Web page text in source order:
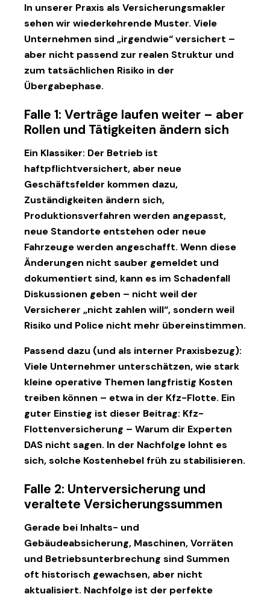
In unserer Praxis als Versicherungsmakler
sehen wir wiederkehrende Muster. Viele
Unternehmen sind „irgendwie“ versichert –
aber nicht passend zur realen Struktur und
zum tatsächlichen Risiko in der
Übergabephase.
Falle 1: Verträge laufen weiter – aber
Rollen und Tätigkeiten ändern sich
Ein Klassiker: Der Betrieb ist
haftpflichtversichert, aber neue
Geschäftsfelder kommen dazu,
Zuständigkeiten ändern sich,
Produktionsverfahren werden angepasst,
neue Standorte entstehen oder neue
Fahrzeuge werden angeschafft. Wenn diese
Änderungen nicht sauber gemeldet und
dokumentiert sind, kann es im Schadenfall
Diskussionen geben – nicht weil der
Versicherer „nicht zahlen will“, sondern weil
Risiko und Police nicht mehr übereinstimmen.
Passend dazu (und als interner Praxisbezug):
Viele Unternehmer unterschätzen, wie stark
kleine operative Themen langfristig Kosten
treiben können – etwa in der Kfz-Flotte. Ein
guter Einstieg ist dieser Beitrag: Kfz-
Flottenversicherung – Warum dir Experten
DAS nicht sagen. In der Nachfolge lohnt es
sich, solche Kostenhebel früh zu stabilisieren.
Falle 2: Unterversicherung und
veraltete Versicherungssummen
Gerade bei Inhalts- und
Gebäudeabsicherung, Maschinen, Vorräten
und Betriebsunterbrechung sind Summen
oft historisch gewachsen, aber nicht
aktualisiert. Nachfolge ist der perfekte